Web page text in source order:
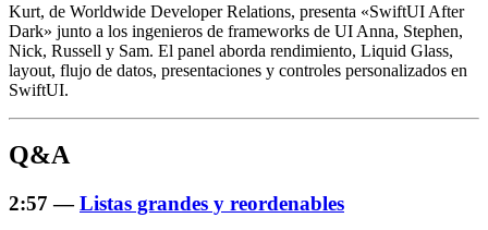
Kurt, de Worldwide Developer Relations, presenta «SwiftUI After
Dark» junto a los ingenieros de frameworks de UI Anna, Stephen,
Nick, Russell y Sam. El panel aborda rendimiento, Liquid Glass,
layout, flujo de datos, presentaciones y controles personalizados en
SwiftUI.
Q&A
2:57 —Listas grandes y reordenables